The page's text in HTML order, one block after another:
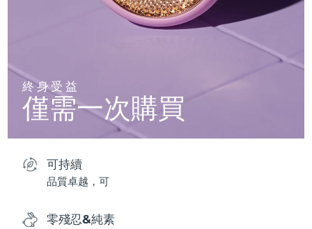
終身受益
僅需一次購買
可持續
品質卓越，可
零殘忍&純素